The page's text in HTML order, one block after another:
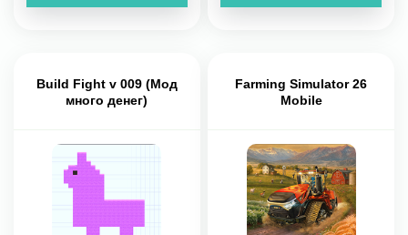
Build Fight v 009 (Мод
много денег)
Farming Simulator 26
Mobile